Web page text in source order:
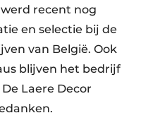
recent nog
en selectie bij de
van België. Ook
blijven het bedrijf
Laere Decor